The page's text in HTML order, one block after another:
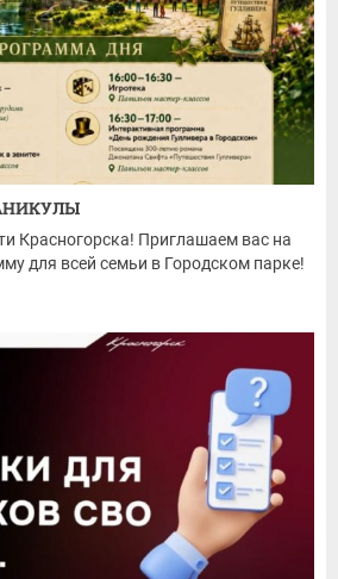
Красногорска! Приглашаем вас на
для всей семьи в Городском парке!